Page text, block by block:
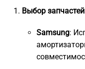
Выбор запчастей
Samsung: